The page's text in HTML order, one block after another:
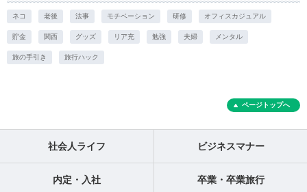
ネコ 老後 法事 モチベーション 研修 オフィスカジュアル
貯金 関西 グッズ リア充 勉強 夫婦 メンタル
旅の手引き 旅行ハック
ページトップへ
社会人ライフ ビジネスマナー
内定・入社 卒業・卒業旅行